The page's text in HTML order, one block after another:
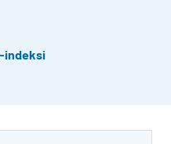
indeksi